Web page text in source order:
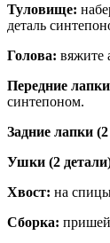
Туловище:
деталь
Голова: вяжите
Передние
синтепоном.
Задние лапки
Ушки (2
Хвост: на
Сборка: